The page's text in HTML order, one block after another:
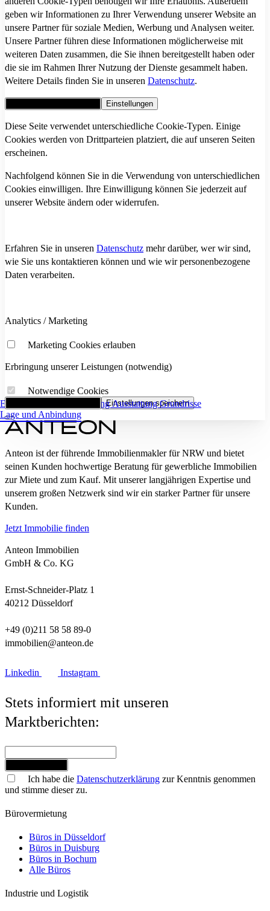
Eckdaten FlächenaufstellungAusstattungGrundrisse
Lage und Anbindung
geben wir Informationen zu Ihrer Verwendung unserer Website an
unsere Partner für soziale Medien, Werbung und Analysen weiter.
Unsere Partner führen diese Informationen möglicherweise mit
weiteren Daten zusammen, die Sie ihnen bereitgestellt haben oder
die sie im Rahmen Ihrer Nutzung der Dienste gesammelt haben.
Weitere Details finden Sie in unseren Datenschutz.
Einstellungen
Diese Seite verwendet unterschiedliche Cookie-Typen. Einige
Cookies werden von Drittparteien platziert, die auf unseren Seiten
erscheinen.
Nachfolgend können Sie in die Verwendung von unterschiedlichen
Cookies einwilligen. Ihre Einwilligung können Sie jederzeit auf
unserer Website ändern oder widerrufen.
Erfahren Sie in unseren Datenschutz mehr darüber, wer wir sind,
wie Sie uns kontaktieren können und wie wir personenbezogene
Daten verarbeiten.
Analytics / Marketing
Marketing Cookies erlauben
Erbringung unserer Leistungen (notwendig)
Notwendige Cookies
Einstellungen speichern
Anteon ist der führende Immobilienmakler für NRW und bietet
seinen Kunden hochwertige Beratung für gewerbliche Immobilien
zur Miete und zum Kauf. Mit unserer langjährigen Expertise und
unserem großen Netzwerk sind wir ein starker Partner für unsere
Kunden.
Jetzt Immobilie finden
Anteon Immobilien
GmbH & Co. KG
Ernst-Schneider-Platz 1
40212 Düsseldorf
+49 (0)211 58 58 89-0
immobilien@anteon.de
Linkedin Instagram
Stets informiert mit unseren
Marktberichten:
Ich habe die Datenschutzerklärung zur Kenntnis genommen
und stimme dieser zu.
Bürovermietung
Büros in Düsseldorf
Büros in Duisburg
Büros in Bochum
Alle Büros
Industrie und Logistik